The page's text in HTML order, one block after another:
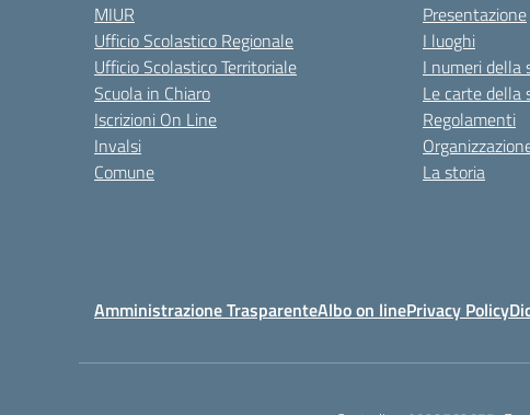
MIUR
Ufficio Scolastico Regionale
Ufficio Scolastico Territoriale
Scuola in Chiaro
Iscrizioni On Line
Invalsi
Comune
Presentazione
I luoghi
I numeri della
Le carte della
Regolamenti
La storia
Amministrazione TrasparenteAlbo on linePrivacy Policy